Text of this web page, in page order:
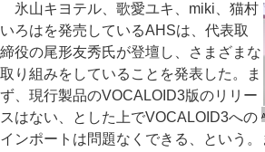
氷山キヨテル、歌愛ユキ、miki、猫村
いろはを発売しているAHSは、代表取
締役の尾形友秀氏が登壇し、さまざまな
取り組みをしていることを発表した。ま
ず、現行製品のVOCALOID3版のリリー
スはない、とした上でVOCALOID3への
インポートは問題なくできる、という